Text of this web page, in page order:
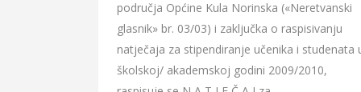
područja Općine Kula Norinska («Neretvanski
glasnik» br. 03/03) i zaključka o raspisivanju
natječaja za stipendiranje učenika i studenata
školskoj/ akademskoj godini 2009/2010,